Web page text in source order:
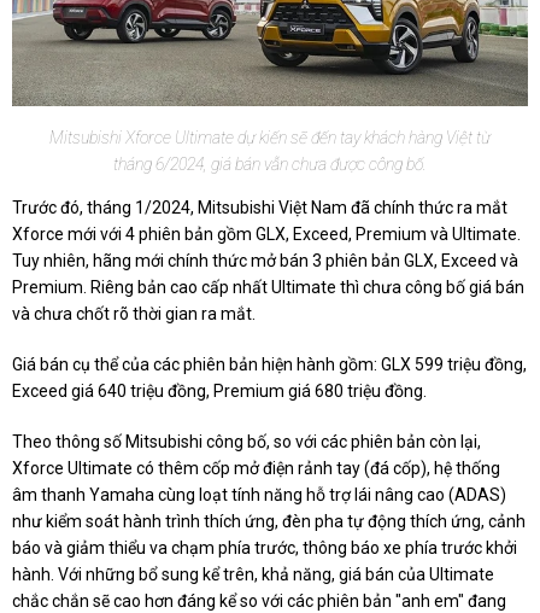
Mitsubishi Xforce Ultimate dự kiến sẽ đến tay khách hàng Việt từ
tháng 6/2024, giá bán vẫn chưa được công bố.
Trước đó, tháng 1/2024, Mitsubishi Việt Nam đã chính thức ra mắt
Xforce mới với 4 phiên bản gồm GLX, Exceed, Premium và Ultimate.
Tuy nhiên, hãng mới chính thức mở bán 3 phiên bản GLX, Exceed và
Premium. Riêng bản cao cấp nhất Ultimate thì chưa công bố giá bán
và chưa chốt rõ thời gian ra mắt.
Giá bán cụ thể của các phiên bản hiện hành gồm: GLX 599 triệu đồng,
Exceed giá 640 triệu đồng, Premium giá 680 triệu đồng.
Theo thông số Mitsubishi công bố, so với các phiên bản còn lại,
Xforce Ultimate có thêm cốp mở điện rảnh tay (đá cốp), hệ thống
âm thanh Yamaha cùng loạt tính năng hỗ trợ lái nâng cao (ADAS)
như kiểm soát hành trình thích ứng, đèn pha tự động thích ứng, cảnh
báo và giảm thiểu va chạm phía trước, thông báo xe phía trước khởi
hành. Với những bổ sung kể trên, khả năng, giá bán của Ultimate
chắc chắn sẽ cao hơn đáng kể so với các phiên bản "anh em" đang